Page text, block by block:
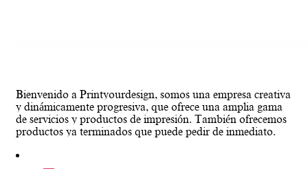
Bienvenido a Printyourdesign, somos una empresa creativa
y dinámicamente progresiva, que ofrece una amplia gama
de servicios y productos de impresión. También ofrecemos
productos ya terminados que puede pedir de inmediato.